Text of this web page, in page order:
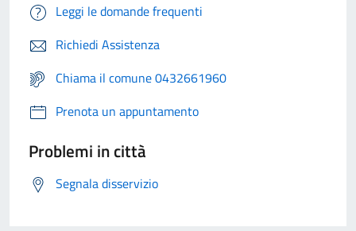
Leggi le domande frequenti
Richiedi Assistenza
Chiama il comune 0432661960
Prenota un appuntamento
Problemi in città
Segnala disservizio